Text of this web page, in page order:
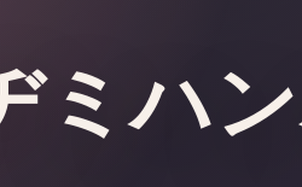
ミハ